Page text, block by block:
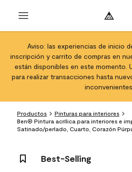
Aviso: las experiencias de inicio
inscripción y carrito de compras en
están disponibles en este momento.
para realizar transacciones hasta
inconvenientes.
Productos
Pinturas para interiores
Ben® Pintura acrílica para interiores e
Satinado/perlado, Cuarto, Corazón
Best-Selling